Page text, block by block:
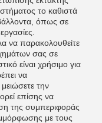
το καθιστά
όπως σε
να παρακολουθείτε
σας σε
είναι χρήσιμο για
να
μειώσετε την
επίσης να
της συμπεριφοράς
με τους